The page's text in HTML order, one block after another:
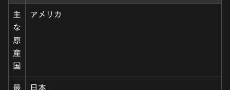
主
な
原
産
国
アメリカ
最
日本